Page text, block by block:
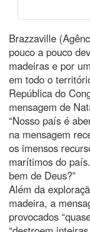
Brazzaville
pouco a pouco
madeiras e por
em todo o
República do
mensagem de
“Nosso país é
na mensagem
os imensos
marítimos do
bem de Deus?”
Além da
madeira, a
provocados